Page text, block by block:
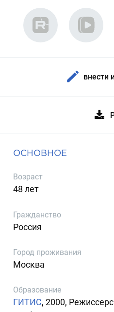
внести
ОСНОВНОЕ
Возраст
48 лет
Гражданство
Россия
Город проживания
Москва
Образование
ГИТИС, 2000,